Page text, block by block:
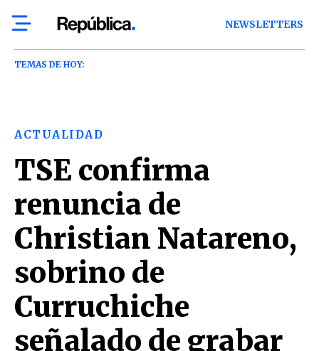
NEWSLETTERS
TEMAS DE HOY:
ACTUALIDAD
TSE confirma
renuncia de
Christian Natareno,
sobrino de
Curruchiche
señalado de grabar